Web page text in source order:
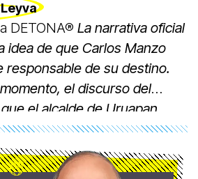
DETONA® La narrativa oficial
idea de que Carlos Manzo
responsable de su destino.
el discurso del
el alcalde de Uruapan,
rechazó la
y encomendó su seguridad a
o traidores.